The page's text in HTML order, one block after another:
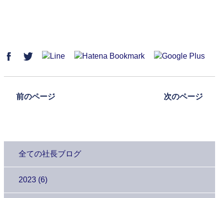
前のページ 次のページ
全ての社長ブログ
2023 (6)